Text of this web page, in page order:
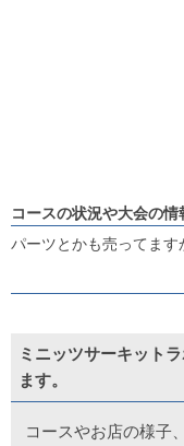
コースの状況や大会の情
パーツとかも売ってます
ミニッツサーキット
ます。
コースやお店の様子